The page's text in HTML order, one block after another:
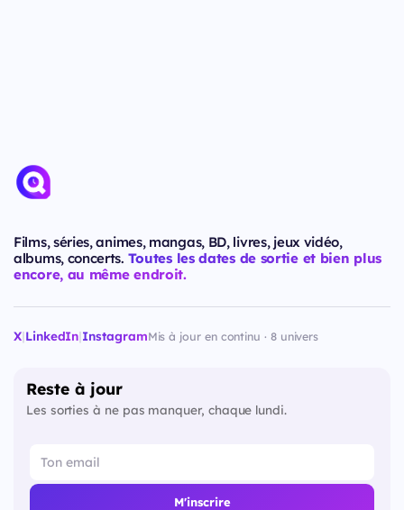
Films, séries, animes, mangas, BD, livres, jeux vidéo,
albums, concerts. Toutes les dates de sortie et bien plus
encore, au même endroit.
X|LinkedIn|InstagramMis à jour en continu · 8 univers
Reste à jour
Les sorties à ne pas manquer, chaque lundi.
M'inscrire